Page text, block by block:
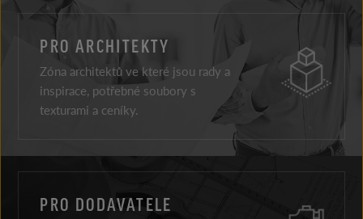
PRO ARCHITEKTY
Zóna architektů ve které jsou rady a
inspirace, potřebné soubory s
texturami a ceníky.
PRO DODAVATELE